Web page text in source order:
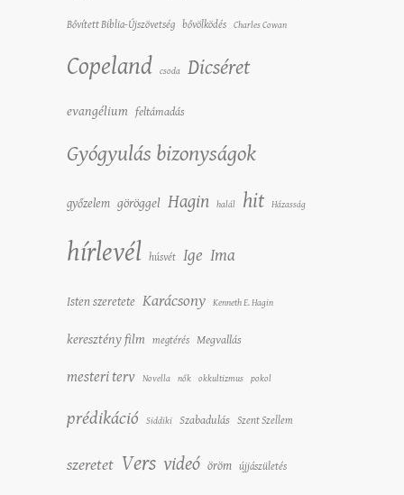
Bővített Biblia-Újszövetség bővölködés Charles Cowan
Copeland csoda Dicséret
evangélium feltámadás
Gyógyulás bizonyságok
győzelem göröggel Hagin halál hit Házasság
hírlevél húsvét Ige Ima
Isten szeretete Karácsony Kenneth E. Hagin
keresztény film megtérés Megvallás
mesteri terv Novella nők okkultizmus pokol
prédikáció Siddiki Szabadulás Szent Szellem
szeretet Vers videó öröm újjászületés